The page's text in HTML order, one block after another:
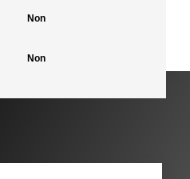
Non
Non